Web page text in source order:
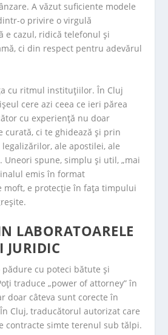
A văzut suficiente modele
o privire o virgulă
e cazul, ridică telefonul și
ci din respect pentru adevărul
cu ritmul instituțiilor. În Cluj
cere azi ceea ce ieri părea
cu experiență nu doar
curată, ci te ghidează și prin
ale apostilei, ale
Uneori spune, simplu și util, „mai
emis în format
moft, e protecție în fața timpului
LABORATOARELE
JURIDIC
cu poteci bătute și
traduce „power of attorney” în
doar câteva sunt corecte în
Cluj, traducătorul autorizat care
contracte simte terenul sub tălpi.